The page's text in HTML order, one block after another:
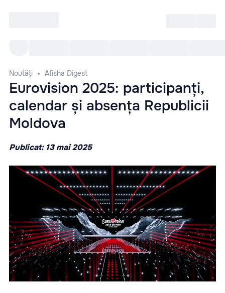
Noutăți Afisha Digest
Eurovision 2025: participanți,
calendar și absența Republicii
Moldova
Publicat: 13 mai 2025